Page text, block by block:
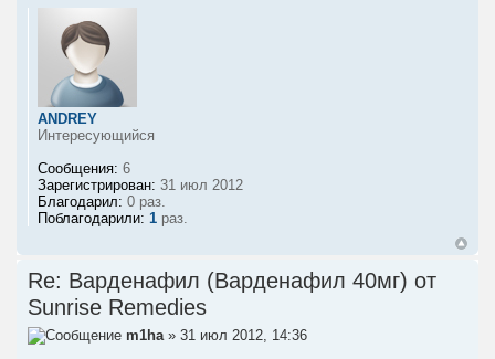
ANDREY
Интересующийся
Сообщения: 6
Зарегистрирован: 31 июл 2012
Благодарил: 0 раз.
Поблагодарили: 1 раз.
Re: Варденафил (Варденафил 40мг) от
Sunrise Remedies
m1ha » 31 июл 2012, 14:36